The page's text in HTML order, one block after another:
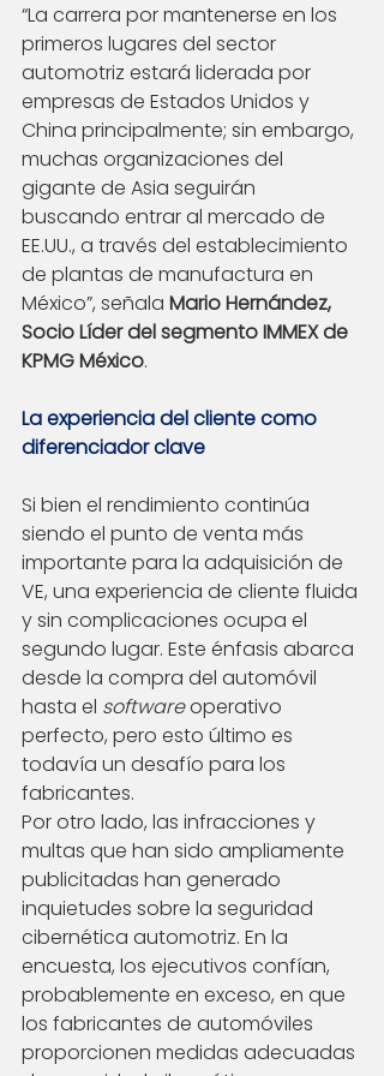
“La carrera por mantenerse en los
primeros lugares del sector
automotriz estará liderada por
empresas de Estados Unidos y
China principalmente; sin embargo,
muchas organizaciones del
gigante de Asia seguirán
buscando entrar al mercado de
EE.UU., a través del establecimiento
de plantas de manufactura en
México”, señala Mario Hernández,
Socio Líder del segmento IMMEX de
KPMG México.
La experiencia del cliente como
diferenciador clave
Si bien el rendimiento continúa
siendo el punto de venta más
importante para la adquisición de
VE, una experiencia de cliente fluida
y sin complicaciones ocupa el
segundo lugar. Este énfasis abarca
desde la compra del automóvil
hasta el software operativo
perfecto, pero esto último es
todavía un desafío para los
fabricantes.
Por otro lado, las infracciones y
multas que han sido ampliamente
publicitadas han generado
inquietudes sobre la seguridad
cibernética automotriz. En la
encuesta, los ejecutivos confían,
probablemente en exceso, en que
los fabricantes de automóviles
proporcionen medidas adecuadas